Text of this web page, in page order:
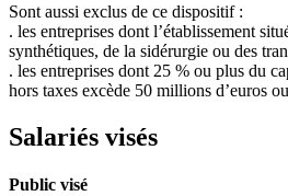
Sont aussi exclus de ce dispositif :
. les entreprises dont l’établissement
synthétiques, de la sidérurgie ou des
. les entreprises dont 25 % ou plus du
hors taxes excède 50 millions d’euros
Salariés visés
Public visé